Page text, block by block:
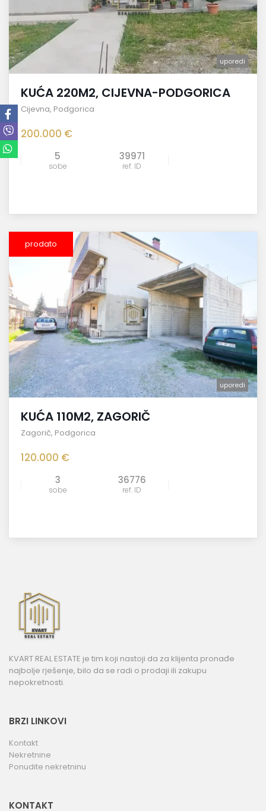
uporedi
KUĆA 220M2, CIJEVNA-PODGORICA
Cijevna, Podgorica
200.000 €
5
sobe
39971
ref. ID
prodato
uporedi
KUĆA 110M2, ZAGORIČ
Zagorič, Podgorica
120.000 €
3
sobe
36776
ref. ID
KVART REAL ESTATE je tim koji nastoji da za klijenta pronađe
najbolje rješenje, bilo da se radi o prodaji ili zakupu
nepokretnosti.
BRZI LINKOVI
Kontakt
Nekretnine
Ponudite nekretninu
KONTAKT